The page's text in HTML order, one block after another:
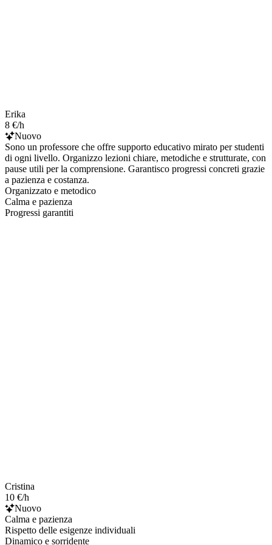
Erika
8 €/h
Nuovo
Sono un professore che offre supporto educativo mirato per studenti
di ogni livello. Organizzo lezioni chiare, metodiche e strutturate, con
pause utili per la comprensione. Garantisco progressi concreti grazie
a pazienza e costanza.
Organizzato e metodico
Calma e pazienza
Progressi garantiti
Cristina
10 €/h
Nuovo
Calma e pazienza
Rispetto delle esigenze individuali
Dinamico e sorridente